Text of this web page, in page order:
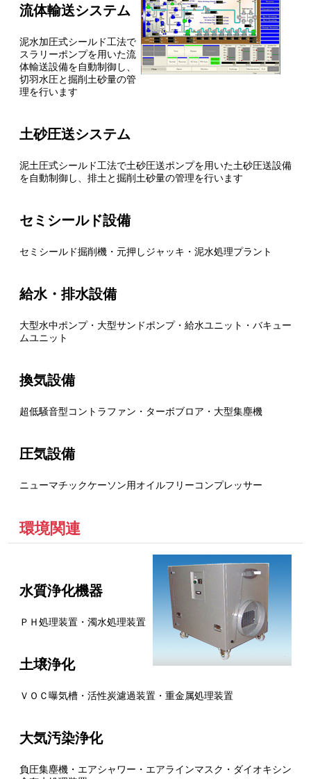
流体輸送システム
泥水加圧式シールド工法で
スラリーポンプを用いた流
体輸送設備を自動制御し、
切羽水圧と掘削土砂量の管
理を行います
土砂圧送システム
泥土圧式シールド工法で土砂圧送ポンプを用いた土砂圧送設備
を自動制御し、排土と掘削土砂量の管理を行います
セミシールド設備
セミシールド掘削機・元押しジャッキ・泥水処理プラント
給水・排水設備
大型水中ポンプ・大型サンドポンプ・給水ユニット・バキュー
ムユニット
換気設備
超低騒音型コントラファン・ターボブロア・大型集塵機
圧気設備
ニューマチックケーソン用オイルフリーコンプレッサー
環境関連
水質浄化機器
ＰＨ処理装置・濁水処理装置
土壌浄化
ＶＯＣ曝気槽・活性炭濾過装置・重金属処理装置
大気汚染浄化
負圧集塵機・エアシャワー・エアラインマスク・ダイオキシン